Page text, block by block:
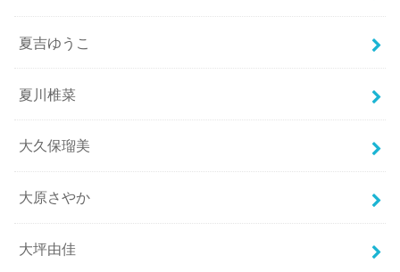
夏吉ゆうこ
夏川椎菜
大久保瑠美
大原さやか
大坪由佳